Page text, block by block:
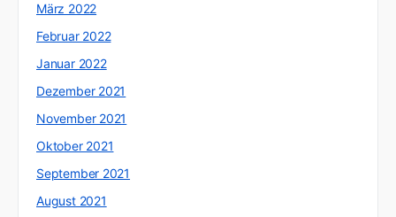
März 2022
Februar 2022
Januar 2022
Dezember 2021
November 2021
Oktober 2021
September 2021
August 2021